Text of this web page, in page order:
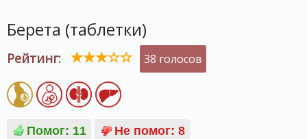
Берета (таблетки)
Рейтинг: 38 голосов